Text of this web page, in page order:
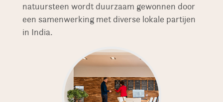
natuursteen wordt duurzaam gewonnen door
een samenwerking met diverse lokale partijen
in India.